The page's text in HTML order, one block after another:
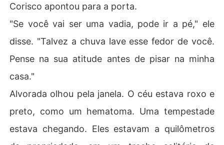
Corisco apontou para a porta.
"Se você vai ser uma vadia, pode ir a pé," ele
disse. "Talvez a chuva lave esse fedor de você.
Pense na sua atitude antes de pisar na minha
casa."
Alvorada olhou pela janela. O céu estava roxo e
preto, como um hematoma. Uma tempestade
estava chegando. Eles estavam a quilômetros